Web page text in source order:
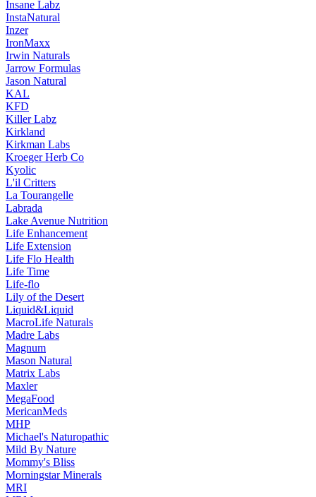
Insane Labz
InstaNatural
Inzer
IronMaxx
Irwin Naturals
Jarrow Formulas
Jason Natural
KAL
KFD
Killer Labz
Kirkland
Kirkman Labs
Kroeger Herb Co
Kyolic
L'il Critters
La Tourangelle
Labrada
Lake Avenue Nutrition
Life Enhancement
Life Extension
Life Flo Health
Life Time
Life-flo
Lily of the Desert
Liquid&Liquid
MacroLife Naturals
Madre Labs
Magnum
Mason Natural
Matrix Labs
Maxler
MegaFood
MericanMeds
MHP
Michael's Naturopathic
Mild By Nature
Mommy's Bliss
Morningstar Minerals
MRI